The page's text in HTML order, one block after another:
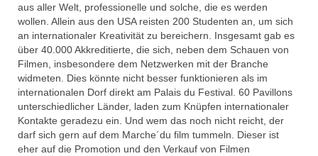
aus aller Welt, professionelle und solche, die es werden
wollen. Allein aus den USA reisten 200 Studenten an, um sich
an internationaler Kreativität zu bereichern. Insgesamt gab es
über 40.000 Akkreditierte, die sich, neben dem Schauen von
Filmen, insbesondere dem Netzwerken mit der Branche
widmeten. Dies könnte nicht besser funktionieren als im
internationalen Dorf direkt am Palais du Festival. 60 Pavillons
unterschiedlicher Länder, laden zum Knüpfen internationaler
Kontakte geradezu ein. Und wem das noch nicht reicht, der
darf sich gern auf dem Marche´du film tummeln. Dieser ist
eher auf die Promotion und den Verkauf von Filmen